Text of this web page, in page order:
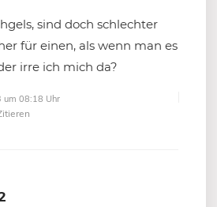
sind doch schlechter
für einen, als wenn man es
irre ich mich da?
um 08:18 Uhr